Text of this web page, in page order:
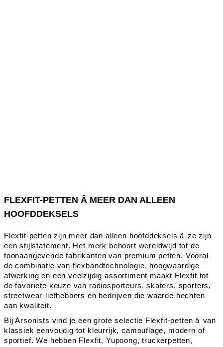
FLEXFIT-PETTEN Â MEER DAN ALLEEN
HOOFDDEKSELS
Flexfit-petten zijn meer dan alleen hoofddeksels â ze zijn
een stijlstatement. Het merk behoort wereldwijd tot de
toonaangevende fabrikanten van premium petten. Vooral
de combinatie van flexbandtechnologie, hoogwaardige
afwerking en een veelzijdig assortiment maakt Flexfit tot
de favoriete keuze van radiosporteurs, skaters, sporters,
streetwear-liefhebbers en bedrijven die waarde hechten
aan kwaliteit.
Bij Arsonists vind je een grote selectie Flexfit-petten â van
klassiek eenvoudig tot kleurrijk, camouflage, modern of
sportief. We hebben Flexfit, Yupoong, truckerpetten,